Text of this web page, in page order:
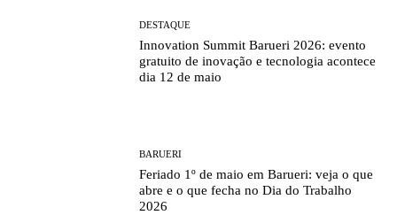
DESTAQUE
Innovation Summit Barueri 2026: evento
gratuito de inovação e tecnologia acontece
dia 12 de maio
BARUERI
Feriado 1º de maio em Barueri: veja o que
abre e o que fecha no Dia do Trabalho
2026